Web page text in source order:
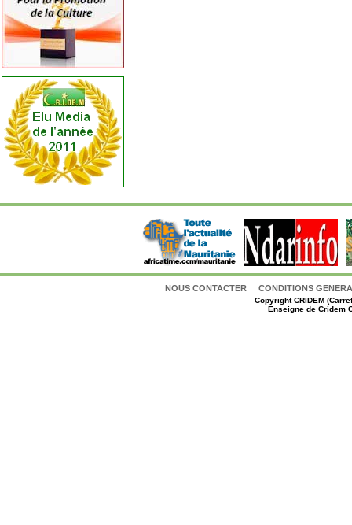
NOUS CONTACTER CONDITIONS
CopyrightCRIDEM
Enseigne de Cridem